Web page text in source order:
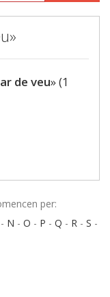
de veu» (1
per:
- N - O - P - Q - R - S -